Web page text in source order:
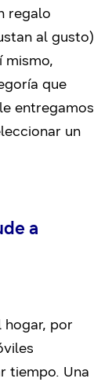
regalo
al gusto)
mismo,
que
entregamos
un
a
por
tiempo. Una